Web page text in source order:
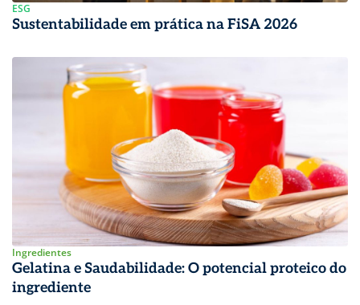
ESG
Sustentabilidade em prática na FiSA 2026
Ingredientes
Gelatina e Saudabilidade: O potencial proteico do
ingrediente